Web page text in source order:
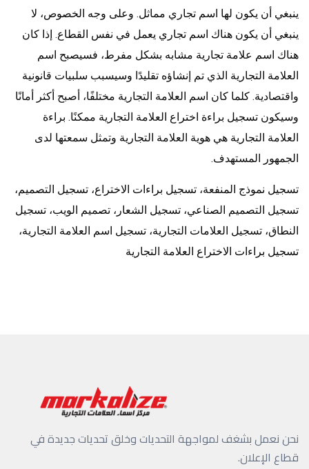
ينبغي أن يكون لها اسم تجاري مماثل. وعلى وجه الخصوص، لا
ينبغي أن يكون هناك اسم تجاري يعمل في نفس القطاع. إذا كان
هناك اسم علامة تجارية مشابه بشكل مفرط، فسيصبح اسم
العلامة التجارية الذي تم إنشاؤه تقليدًا وسيسبب سلبيات قانونية
واقتصادية. كلما كان اسم العلامة التجارية مختلفًا، أصبح أكثر أمانًا
وسيكون تسجيل براءة اختراع العلامة التجارية ممكنًا. براءة
العلامة التجارية هي هوية العلامة التجارية وتمثل سمعتها لدى
الجمهور المستهدف.
تسجيل نموذج المنفعة، تسجيل براءات الاختراع، تسجيل التصميم،
تسجيل التصميم الصناعي، تسجيل الشعار، تصميم الويب، تسجيل
النطاق، تسجيل العلامات التجارية، تسجيل اسم العلامة التجارية،
تسجيل براءات الاختراع العلامة التجارية
نحن نعمل بشغف لمواجهة التحديات وخلق تحديات جديدة في
قطاع الإعلان.